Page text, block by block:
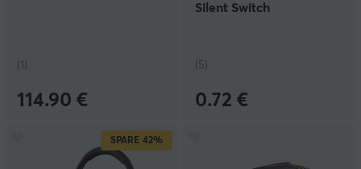
(1)
114.90 €
Silent Switch
(5)
0.72 €
SPARE 42%